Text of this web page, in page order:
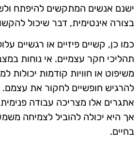
ישנם אנשים המתקשים להיפתח
בצורה אינטימית, דבר שיכול
כמו כן, קשיים פיזיים או רגשיים
תהליכי חקר עצמיים. אי נוחות
משיפוט או חוויות קודמות יכולות
להרגיש חופשיים לחקור את
אתגרים אלו מצריכה עבודה
אך היא יכולה להוביל לצמיחה
בחיים.